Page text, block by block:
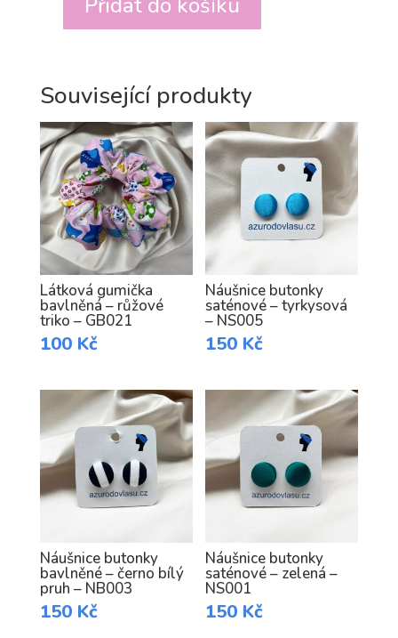
Látková
–
–
GS008
množství
Související produkty
Látková gumička
bavlněná – růžové
triko – GB021
100 Kč
Náušnice butonky
saténové – tyrkysová
– NS005
150 Kč
Náušnice butonky
bavlněné – černo bílý
pruh – NB003
150 Kč
Náušnice butonky
saténové – zelená –
NS001
150 Kč